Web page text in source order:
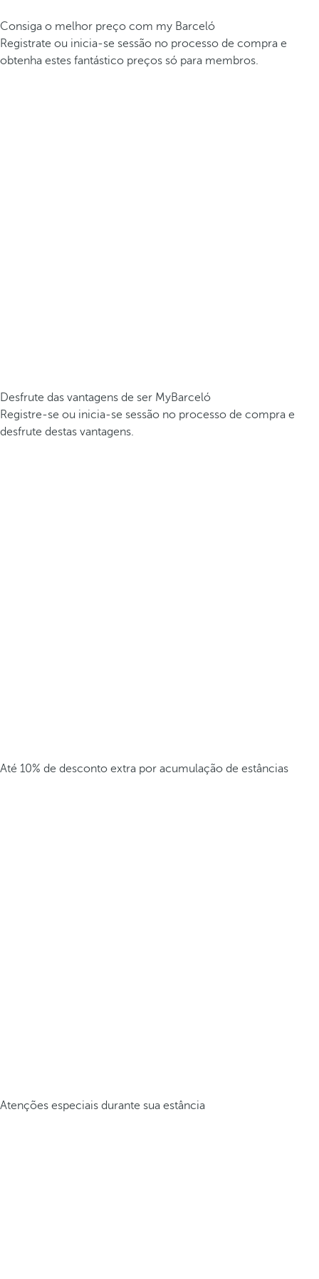
Consiga o melhor preço com my Barceló
Registrate ou inicia-se sessão no processo de compra e
obtenha estes fantástico preços só para membros.
Desfrute das vantagens de ser MyBarceló
Registre-se ou inicia-se sessão no processo de compra e
desfrute destas vantagens.
Até 10% de desconto extra por acumulação de estâncias
Atenções especiais durante sua estância